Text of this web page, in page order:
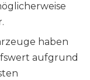
haben
aufgrund